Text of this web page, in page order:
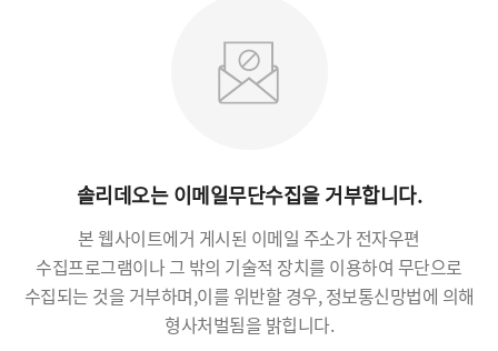
솔리데오는 이메일무단수집을 거부합니다.
본 웹사이트에거 게시된 이메일 주소가 전자우편
수집프로그램이나 그 밖의 기술적 장치를 이용하여 무단으로
수집되는 것을 거부하며,이를 위반할 경우, 정보통신망법에 의해
형사처벌됨을 밝힙니다.